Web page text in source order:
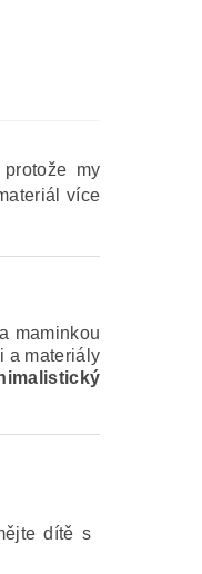
my
více
maminkou
a materiály
dítě s